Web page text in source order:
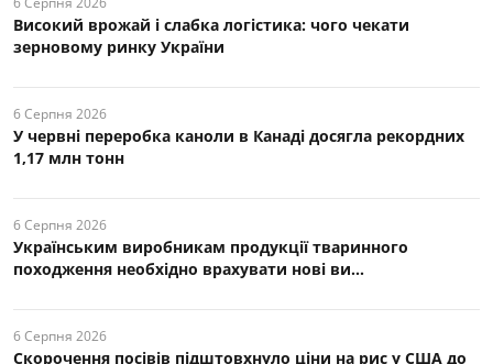
Високий врожай і слабка логістика: чого чекати
зерновому ринку України
6 Серпня 2026
У червні переробка каноли в Канаді досягла рекордних
1,17 млн тонн
6 Серпня 2026
Українським виробникам продукції тваринного
походження необхідно врахувати нові ви...
6 Серпня 2026
Скорочення посівів підштовхнуло ціни на рис у США до